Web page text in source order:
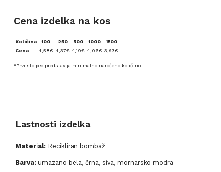
Cena izdelka na kos
Količina 100 250 500 1000
1500
Cena
4,58€ 4,37€ 4,19€ 4,06€ 3,93€
*Prvi stolpec predstavlja minimalno naročeno količino.
Lastnosti izdelka
Material: Recikliran bombaž
Barva: umazano bela, črna, siva, mornarsko modra